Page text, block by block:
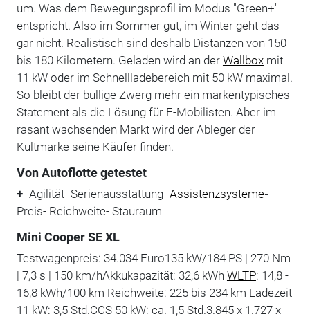
um. Was dem Bewegungsprofil im Modus "Green+"
entspricht. Also im Sommer gut, im Winter geht das
gar nicht. Realistisch sind deshalb Distanzen von 150
bis 180 Kilometern. Geladen wird an der Wallboxmit
11 kW oder im Schnellladebereich mit 50 kW maximal.
So bleibt der bullige Zwerg mehr ein markentypisches
Statement als die Lösung für E-Mobilisten. Aber im
rasant wachsenden Markt wird der Ableger der
Kultmarke seine Käufer finden.
Von Autoflotte getestet
+- Agilität- Serienausstattung- Assistenzsysteme--
Preis- Reichweite- Stauraum
Mini Cooper SE XL
Testwagenpreis: 34.034 Euro135 kW/184 PS | 270 Nm
| 7,3 s | 150 km/hAkkukapazität: 32,6 kWh WLTP: 14,8 -
16,8 kWh/100 km Reichweite: 225 bis 234 km Ladezeit
11 kW: 3,5 Std.CCS 50 kW: ca. 1,5 Std.3.845 x 1.727 x